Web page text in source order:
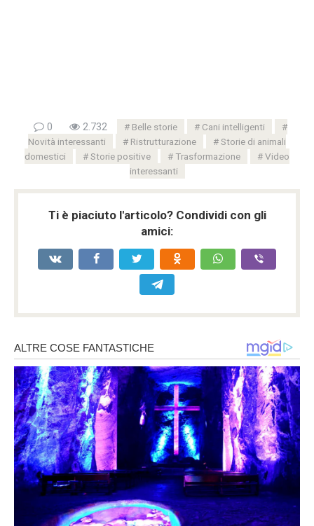
0 2.732 Belle storie
Cani intelligenti
Novità interessanti
Ristrutturazione
Storie di animali
domestici
Storie positive Trasformazione
Video
interessanti
Ti è piaciuto l'articolo? Condividi con gli
amici: